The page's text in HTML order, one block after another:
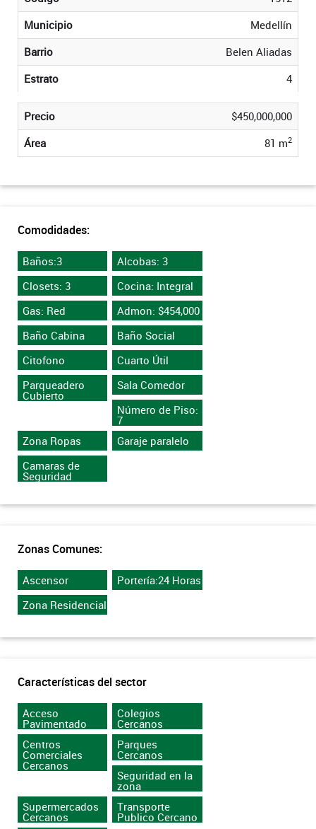
Municipio
Medellín
Barrio
Belen Aliadas
Estrato
4
Precio
$450,000,000
Área
81 m2
Comodidades:
Baños:3
Alcobas: 3
Closets: 3
Cocina: Integral
Gas: Red
Admon: $454,000
Baño Cabina
Baño Social
Citofono
Cuarto Útil
Parqueadero
Cubierto
Sala Comedor
Número de Piso:
7
Zona Ropas
Garaje paralelo
Camaras de
Seguridad
Zonas Comunes:
Ascensor
Portería:24 Horas
Zona Residencial
Características del sector
Acceso
Pavimentado
Colegios
Cercanos
Centros
Comerciales
Cercanos
Parques
Cercanos
Seguridad en la
zona
Supermercados
Cercanos
Transporte
Publico Cercano